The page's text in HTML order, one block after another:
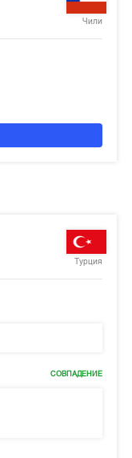
Чили
Турция
СОВПАДЕНИЕ